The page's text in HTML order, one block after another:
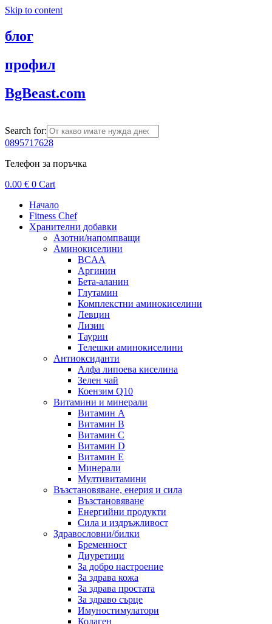
Skip to content
блог
профил
BgBeast.com
Search for:
0895717628
Телефон за поръчка
0.00 € 0 Cart
Начало
Fitness Chef
Хранителни добавки
Азотни/напомпващи
Аминокиселини
BCAA
Аргинин
Бета-аланин
Глутамин
Комплекстни аминокиселини
Левцин
Лизин
Таурин
Телешки аминокиселини
Антиоксиданти
Алфа липоева киселина
Зелен чай
Коензим Q10
Витамини и минерали
Витамин А
Витамин B
Витамин C
Витамин D
Витамин E
Минерали
Мултивитамини
Възстановяване, енерия и сила
Възстановяване
Енергийни продукти
Сила и издръжливост
Здравословни/билки
Бременност
Диуретици
За добро настроение
За здрава кожа
За здрава простата
За здраво сърце
Имуностимулатори
Колаген